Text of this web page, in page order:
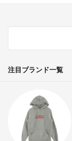
注目ブランド一覧